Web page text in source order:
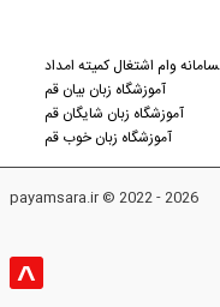
سامانه وام اشتغال کمیته امداد
آموزشگاه زبان بیان قم
آموزشگاه زبان شایگان قم
آموزشگاه زبان خوب قم
payamsara.ir © 2022 - 2026
^